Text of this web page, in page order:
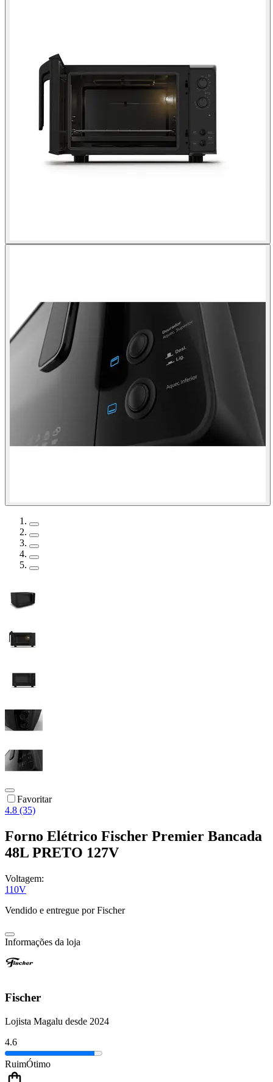
Favoritar
4.8 (35)
Forno Elétrico Fischer Premier Bancada
48L PRETO 127V
Voltagem:
110V
Vendido e entregue por Fischer
Informações da loja
Fischer
Lojista Magalu desde 2024
4.6
RuimÓtimo